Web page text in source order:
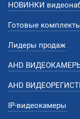
НОВИНКИ
Готовые
Лидеры продаж
AHD
AHD
IP-видеокамеры